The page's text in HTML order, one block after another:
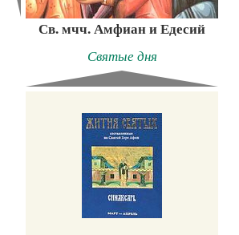
Св. мчч. Амфиан и Едесий
Святые дня